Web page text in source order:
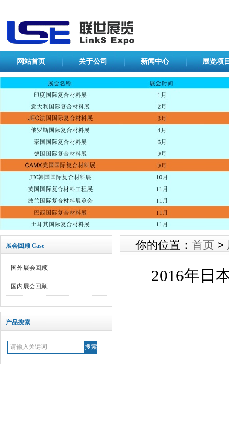
网站首页 关于公司 新闻中心 展览项
展会回顾 Case
国外展会回顾
国内展会回顾
产品搜索
你的位置： 首页 >
2016年日